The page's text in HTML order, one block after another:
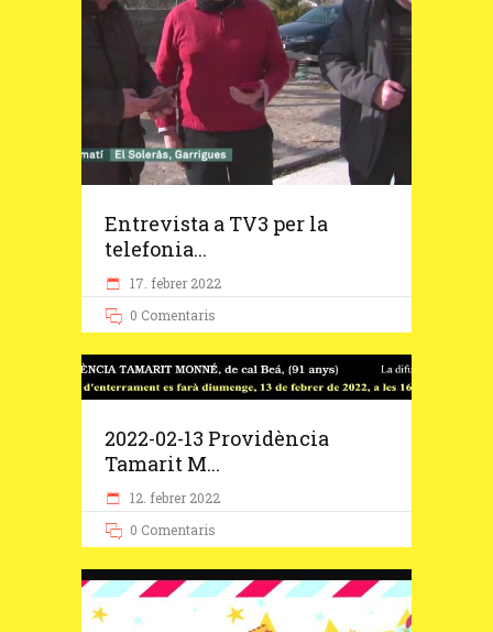
Entrevista a TV3 per la
telefonia...
17. febrer 2022
0 Comentaris
2022-02-13 Providència
Tamarit M...
12. febrer 2022
0 Comentaris